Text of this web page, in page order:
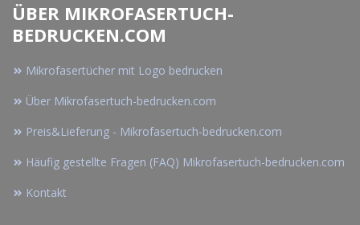
ÜBER MIKROFASERTUCH-
BEDRUCKEN.COM
Mikrofasertücher mit Logo bedrucken
Über Mikrofasertuch-bedrucken.com
Preis&Lieferung - Mikrofasertuch-bedrucken.com
Häufig gestellte Fragen (FAQ) Mikrofasertuch-bedrucken.com
Kontakt